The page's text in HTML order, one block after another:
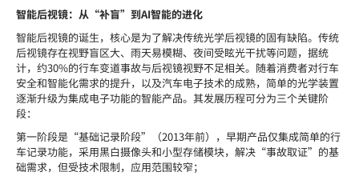
智能后视镜：从“补盲”到AI智能的进化
智能后视镜的诞生，核心是为了解决传统光学后视镜的固有缺陷。传统
后视镜存在视野盲区大、雨天易模糊、夜间受眩光干扰等问题，据统
计，约30%的行车变道事故与后视镜视野不足相关。随着消费者对行车
安全和智能化需求的提升，以及汽车电子技术的成熟，简单的光学装置
逐渐升级为集成电子功能的智能产品。 其发展历程可分为三个关键阶
段：
第一阶段是 “基础记录阶段”（2013年前），早期产品仅集成简单的行
车记录功能，采用黑白摄像头和小型存储模块，解决“事故取证”的基
础需求，但受技术限制，应用范围较窄；